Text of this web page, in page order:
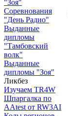
"Зоя"
Соревнования
"День Радио"
Выданные
дипломы
"Тамбовский
волк"
Выданные
дипломы "Зоя"
Ликбез
Изучаем TR4W
Шпаргалка по
AAtest от RW3AI